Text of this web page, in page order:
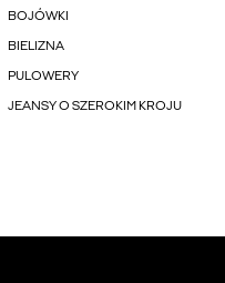
BOJÓWKI
BIELIZNA
PULOWERY
JEANSY O SZEROKIM KROJU